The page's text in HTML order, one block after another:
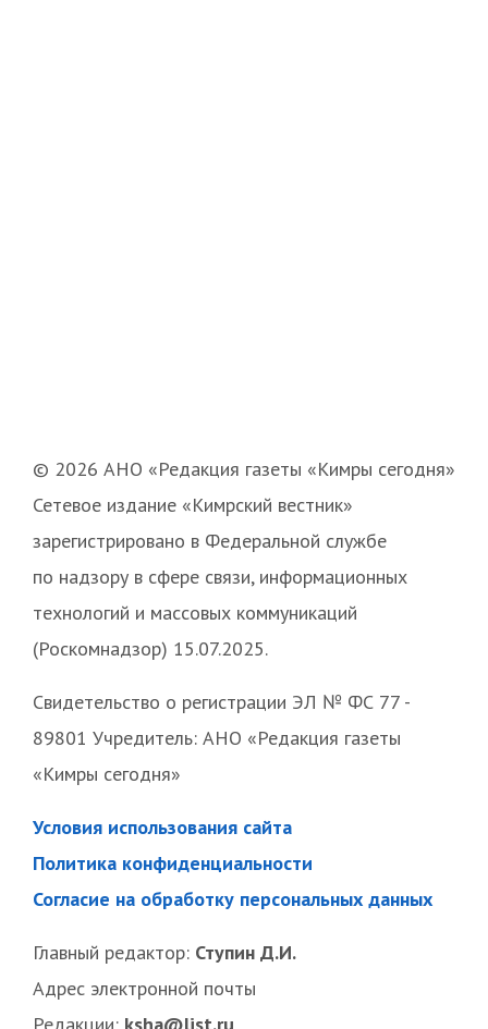
© 2026 АНО «Редакция газеты «Кимры сегодня»
Сетевое издание «Кимрский вестник»
зарегистрировано в Федеральной службе
по надзору в сфере связи, информационных
технологий и массовых коммуникаций
(Роскомнадзор) 15.07.2025.
Свидетельство о регистрации ЭЛ № ФС 77 -
89801 Учредитель: АНО «Редакция газеты
«Кимры сегодня»
Условия использования сайта
Политика конфиденциальности
Согласие на обработку персональных данных
Главный редактор: Ступин Д.И.
Адрес электронной почты